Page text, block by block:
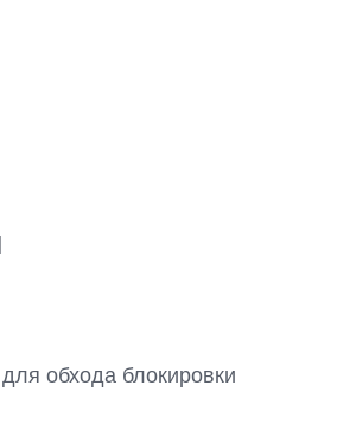
обхода блокировки